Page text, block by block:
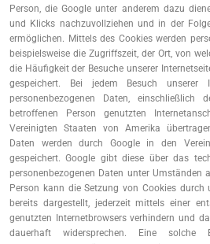
Person, die Google unter anderem dazu
und Klicks nachzuvollziehen und in der
ermöglichen. Mittels des Cookies werden
beispielsweise die Zugriffszeit, der Ort, von
die Häufigkeit der Besuche unserer
gespeichert. Bei jedem Besuch unserer
personenbezogenen Daten,
betroffenen Person genutzten
Vereinigten Staaten von Amerika
Daten werden durch Google in den
gespeichert. Google gibt diese über das
personenbezogenen Daten unter Umständen
Person kann die Setzung von Cookies durch
bereits dargestellt, jederzeit mittels einer
genutzten Internetbrowsers verhindern und
dauerhaft widersprechen. Eine solche